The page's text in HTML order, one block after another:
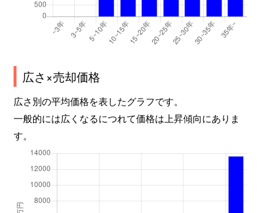
広さ×売却価格
広さ別の平均価格を表したグラフです。
一般的には広くなるにつれて価格は上昇傾向にありま
す。